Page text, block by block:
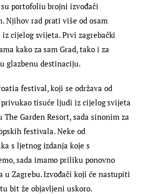
portofoliu brojni izvođači
Njihov rad prati više od osam
cijelog svijeta. Prvi zagrebački
kako za sam Grad, tako i za
glazbenu destinaciju.
festival, koji se održava od
privukao tisuće ljudi iz cijelog svijeta
Garden Resort, sada sinonim za
festivala. Neke od
s ljetnog izdanja koje s
sada imamo priliku ponovno
u Zagrebu. Izvođači koji će nastupiti
bit že objavljeni uskoro.